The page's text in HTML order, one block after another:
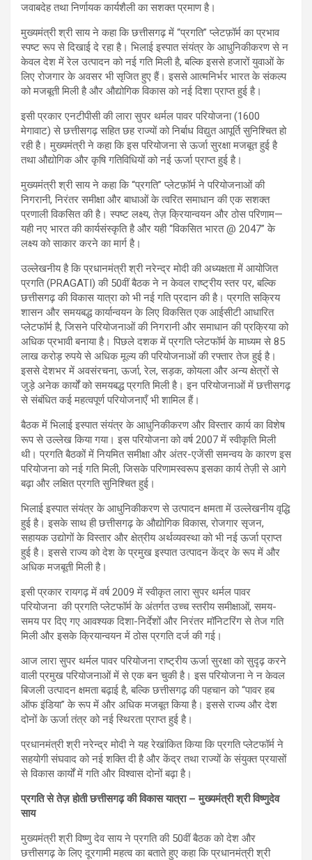
जवाबदेह तथा निर्णायक कार्यशैली का सशक्त प्रमाण है।
मुख्यमंत्री श्री साय ने कहा कि छत्तीसगढ़ में “प्रगति” प्लेटफ़ॉर्म का प्रभाव
स्पष्ट रूप से दिखाई दे रहा है। भिलाई इस्पात संयंत्र के आधुनिकीकरण से न
केवल देश में रेल उत्पादन को नई गति मिली है, बल्कि इससे हजारों युवाओं के
लिए रोजगार के अवसर भी सृजित हुए हैं। इससे आत्मनिर्भर भारत के संकल्प
को मजबूती मिली है और औद्योगिक विकास को नई दिशा प्राप्त हुई है।
इसी प्रकार एनटीपीसी की लारा सुपर थर्मल पावर परियोजना (1600
मेगावाट) से छत्तीसगढ़ सहित छह राज्यों को निर्बाध विद्युत आपूर्ति सुनिश्चित हो
रही है। मुख्यमंत्री ने कहा कि इस परियोजना से ऊर्जा सुरक्षा मजबूत हुई है
तथा औद्योगिक और कृषि गतिविधियों को नई ऊर्जा प्राप्त हुई है।
मुख्यमंत्री श्री साय ने कहा कि “प्रगति” प्लेटफ़ॉर्म ने परियोजनाओं की
निगरानी, निरंतर समीक्षा और बाधाओं के त्वरित समाधान की एक सशक्त
प्रणाली विकसित की है। स्पष्ट लक्ष्य, तेज़ क्रियान्वयन और ठोस परिणाम—
यही नए भारत की कार्यसंस्कृति है और यही “विकसित भारत @ 2047” के
लक्ष्य को साकार करने का मार्ग है।
उल्लेखनीय है कि प्रधानमंत्री श्री नरेन्द्र मोदी की अध्यक्षता में आयोजित
प्रगति (PRAGATI) की 50वीं बैठक ने न केवल राष्ट्रीय स्तर पर, बल्कि
छत्तीसगढ़ की विकास यात्रा को भी नई गति प्रदान की है। प्रगति सक्रिय
शासन और समयबद्ध कार्यान्वयन के लिए विकसित एक आईसीटी आधारित
प्लेटफॉर्म है, जिसने परियोजनाओं की निगरानी और समाधान की प्रक्रिया को
अधिक प्रभावी बनाया है। पिछले दशक में प्रगति प्लेटफॉर्म के माध्यम से 85
लाख करोड़ रुपये से अधिक मूल्य की परियोजनाओं की रफ्तार तेज हुई है।
इससे देशभर में अवसंरचना, ऊर्जा, रेल, सड़क, कोयला और अन्य क्षेत्रों से
जुड़े अनेक कार्यों को समयबद्ध प्रगति मिली है। इन परियोजनाओं में छत्तीसगढ़
से संबंधित कई महत्वपूर्ण परियोजनाएँ भी शामिल हैं।
बैठक में भिलाई इस्पात संयंत्र के आधुनिकीकरण और विस्तार कार्य का विशेष
रूप से उल्लेख किया गया। इस परियोजना को वर्ष 2007 में स्वीकृति मिली
थी। प्रगति बैठकों में नियमित समीक्षा और अंतर-एजेंसी समन्वय के कारण इस
परियोजना को नई गति मिली, जिसके परिणामस्वरूप इसका कार्य तेज़ी से आगे
बढ़ा और लक्षित प्रगति सुनिश्चित हुई।
भिलाई इस्पात संयंत्र के आधुनिकीकरण से उत्पादन क्षमता में उल्लेखनीय वृद्धि
हुई है। इसके साथ ही छत्तीसगढ़ के औद्योगिक विकास, रोजगार सृजन,
सहायक उद्योगों के विस्तार और क्षेत्रीय अर्थव्यवस्था को भी नई ऊर्जा प्राप्त
हुई है। इससे राज्य को देश के प्रमुख इस्पात उत्पादन केंद्र के रूप में और
अधिक मजबूती मिली है।
इसी प्रकार रायगढ़ में वर्ष 2009 में स्वीकृत लारा सुपर थर्मल पावर
परियोजना की प्रगति प्लेटफॉर्म के अंतर्गत उच्च स्तरीय समीक्षाओं, समय-
समय पर दिए गए आवश्यक दिशा-निर्देशों और निरंतर मॉनिटरिंग से तेज गति
मिली और इसके क्रियान्वयन में ठोस प्रगति दर्ज की गई।
आज लारा सुपर थर्मल पावर परियोजना राष्ट्रीय ऊर्जा सुरक्षा को सुदृढ़ करने
वाली प्रमुख परियोजनाओं में से एक बन चुकी है। इस परियोजना ने न केवल
बिजली उत्पादन क्षमता बढ़ाई है, बल्कि छत्तीसगढ़ की पहचान को “पावर हब
ऑफ इंडिया” के रूप में और अधिक मजबूत किया है। इससे राज्य और देश
दोनों के ऊर्जा तंत्र को नई स्थिरता प्राप्त हुई है।
प्रधानमंत्री श्री नरेन्द्र मोदी ने यह रेखांकित किया कि प्रगति प्लेटफॉर्म ने
सहयोगी संघवाद को नई शक्ति दी है और केंद्र तथा राज्यों के संयुक्त प्रयासों
से विकास कार्यों में गति और विश्वास दोनों बढ़ा है।
प्रगति से तेज़ होती छत्तीसगढ़ की विकास यात्रा – मुख्यमंत्री श्री विष्णुदेव
साय
मुख्यमंत्री श्री विष्णु देव साय ने प्रगति की 50वीं बैठक को देश और
छत्तीसगढ़ के लिए दूरगामी महत्व का बताते हुए कहा कि प्रधानमंत्री श्री